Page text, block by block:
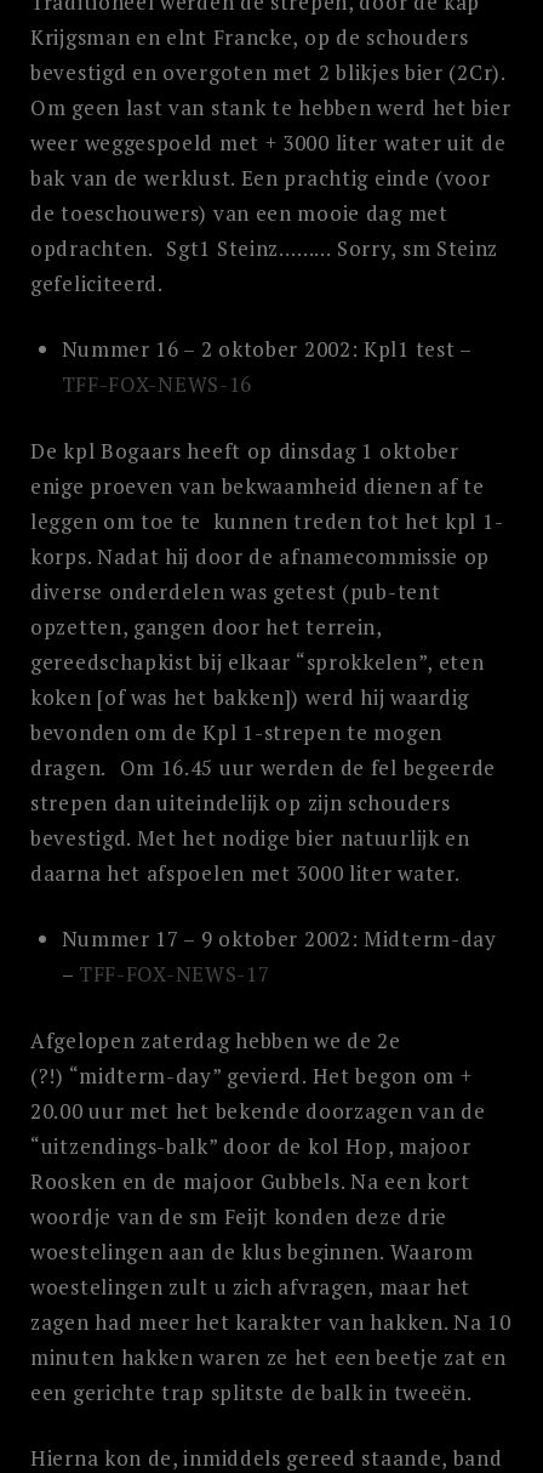
Krijgsman en elnt Francke, op de schouders
bevestigd en overgoten met 2 blikjes bier (2Cr).
Om geen last van stank te hebben werd het bier
weer weggespoeld met + 3000 liter water uit de
bak van de werklust. Een prachtig einde (voor
de toeschouwers) van een mooie dag met
opdrachten. Sgt1 Steinz……… Sorry, sm Steinz
gefeliciteerd.
Nummer 16 – 2 oktober 2002: Kpl1 test –
TFF-FOX-NEWS-16
De kpl Bogaars heeft op dinsdag 1 oktober
enige proeven van bekwaamheid dienen af te
leggen om toe te kunnen treden tot het kpl 1-
korps. Nadat hij door de afnamecommissie op
diverse onderdelen was getest (pub-tent
opzetten, gangen door het terrein,
gereedschapkist bij elkaar “sprokkelen”, eten
koken [of was het bakken]) werd hij waardig
bevonden om de Kpl 1-strepen te mogen
dragen. Om 16.45 uur werden de fel begeerde
strepen dan uiteindelijk op zijn schouders
bevestigd. Met het nodige bier natuurlijk en
daarna het afspoelen met 3000 liter water.
Nummer 17 – 9 oktober 2002: Midterm-day
– TFF-FOX-NEWS-17
Afgelopen zaterdag hebben we de 2e
(?!) “midterm-day” gevierd. Het begon om +
20.00 uur met het bekende doorzagen van de
“uitzendings-balk” door de kol Hop, majoor
Roosken en de majoor Gubbels. Na een kort
woordje van de sm Feijt konden deze drie
woestelingen aan de klus beginnen. Waarom
woestelingen zult u zich afvragen, maar het
zagen had meer het karakter van hakken. Na 10
minuten hakken waren ze het een beetje zat en
een gerichte trap splitste de balk in tweeën.
Hierna kon de, inmiddels gereed staande, band